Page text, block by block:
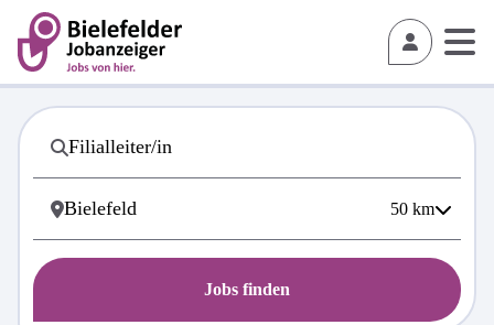
50 km
Jobs finden